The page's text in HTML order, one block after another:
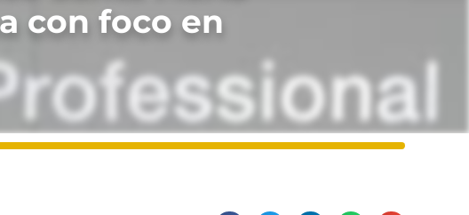
con foco en